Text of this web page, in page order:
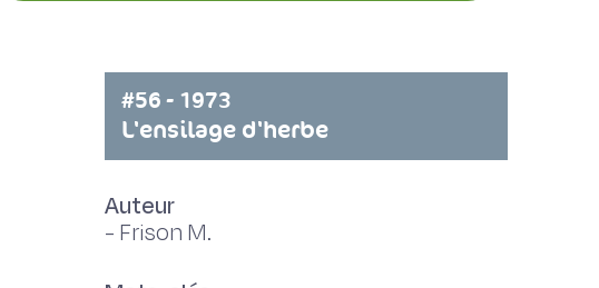
#56 - 1973
L'ensilage d'herbe
Auteur
- Frison M.